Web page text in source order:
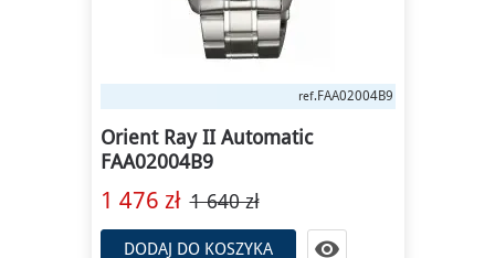
ref. FAA02004B9
Orient Ray II Automatic
FAA02004B9
1 476 zł 1 640 zł
DODAJ DO KOSZYKA 